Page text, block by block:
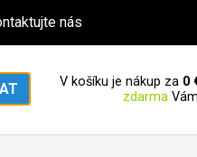
nás
V košíku je nákup za 0
zdarma